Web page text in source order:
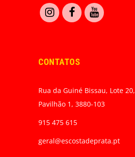
CONTATOS
Rua da Guiné Bissau, Lote 20,
Pavilhão 1, 3880-103
915 475 615
geral@escostadeprata.pt